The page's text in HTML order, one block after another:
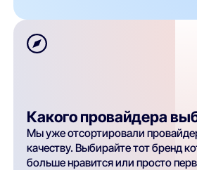
Какого провайдера
Мы уже отсортировали
качеству. Выбирайте тот бренд
больше нравится или просто